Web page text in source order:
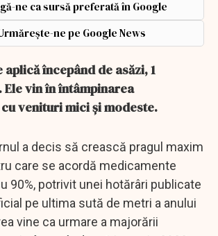
ne ca sursă preferată în Google
ne pe Google News
începând de asăzi, 1
Ele vin în întâmpinarea
venituri mici și modeste.
a decis să crească pragul maxim
care se acordă medicamente
90%, potrivit unei hotărâri publicate
pe ultima sută de metri a anului
vine ca urmare a majorării